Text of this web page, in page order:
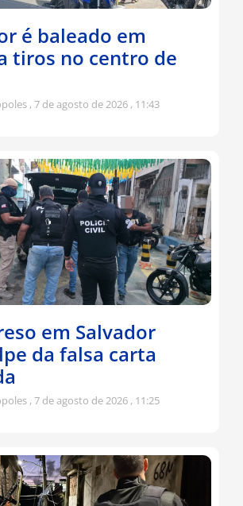
é baleado em
tiros no centro de
7 de agosto de 2026 11:43
em Salvador
da falsa carta
7 de agosto de 2026 11:25